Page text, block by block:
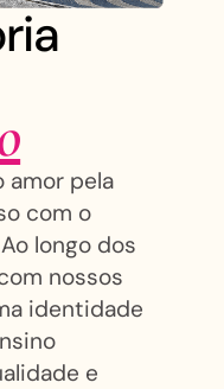
amor pela
com o
longo dos
nossos
identidade
e